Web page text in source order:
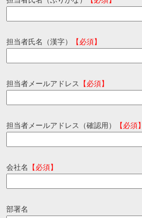
担当者氏名（漢字） 【必須】
担当者メールアドレス 【必須】
担当者メールアドレス（確認用） 【必須
会社名 【必須】
部署名